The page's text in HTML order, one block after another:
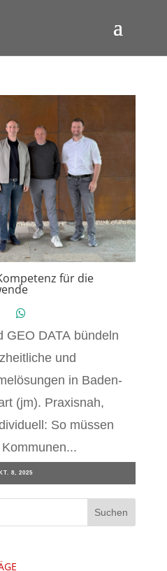
für die
GEO DATA bündeln
und
in Baden-
(jm). Praxisnah,
So müssen
8, 2025